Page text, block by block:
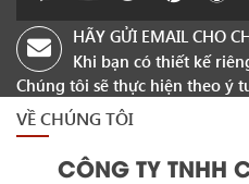
HÃY GỬI EMAIL CHO
Khi bạn có thiết kế
Chúng tôi sẽ thực hiện theo ý
VỀ CHÚNG TÔI
CÔNG TY TNHH